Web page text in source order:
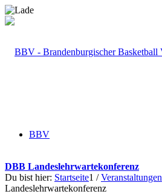
BBV
DBB Landeslehrwartekonferenz
Du bist hier: Startseite1 / Veranstaltungen
Landeslehrwartekonferenz